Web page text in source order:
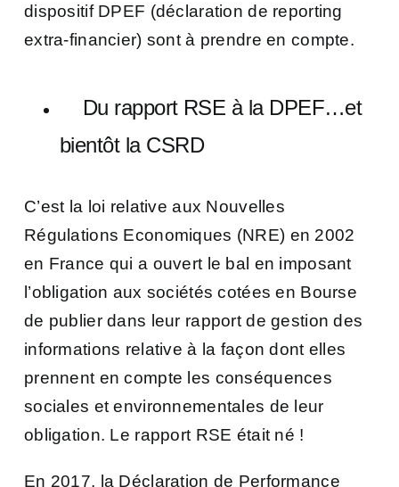
dispositif DPEF (déclaration de reporting
extra-financier) sont à prendre en compte.
Du rapport RSE à la DPEF…et
bientôt la CSRD
C’est la loi relative aux Nouvelles
Régulations Economiques (NRE) en 2002
en France qui a ouvert le bal en imposant
l’obligation aux sociétés cotées en Bourse
de publier dans leur rapport de gestion des
informations relative à la façon dont elles
prennent en compte les conséquences
sociales et environnementales de leur
obligation. Le rapport RSE était né !
En 2017, la Déclaration de Performance